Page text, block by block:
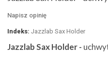
Napisz opinię
Indeks: Jazzlab Sax Holder
Jazzlab Sax Holder -